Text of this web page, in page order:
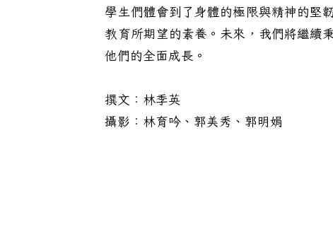
學生們體會到了身體的極限與精神的堅
教育所期望的素養。未來，我們將繼續
他們的全面成長。
撰文：林季英
攝影：林育吟、郭美秀、郭明娟